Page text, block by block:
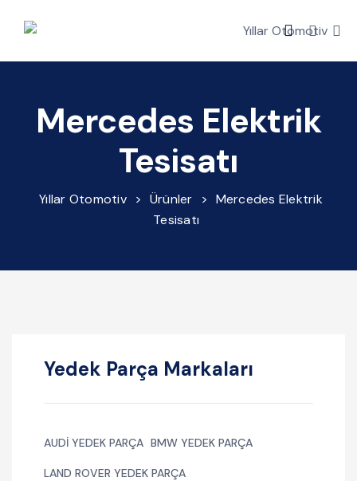
Mercedes Elektrik
Tesisatı
Yıllar Otomotiv > Ürünler > Mercedes Elektrik
Tesisatı
Yedek Parça Markaları
AUDI YEDEK PARÇA BMW YEDEK PARÇA
LAND ROVER YEDEK PARÇA